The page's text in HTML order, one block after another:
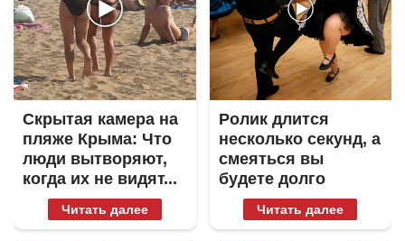
Скрытая камера на
пляже Крыма: Что
люди вытворяют,
когда их не видят...
Читать далее
Ролик длится
несколько секунд, а
смеяться вы
будете долго
Читать далее